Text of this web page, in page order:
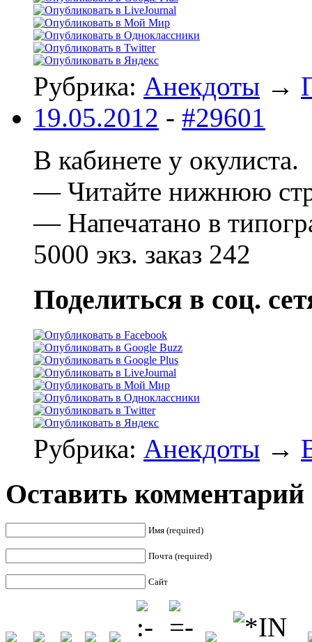
Рубрика: Анекдоты →
19.05.2012 - #29601
В кабинете у окулиста.
— Читайте нижнюю
— Напечатано в
5000 экз. заказ 242
Поделиться в соц.
Рубрика: Анекдоты →
Оставить комментарий
Имя (required)
Почта (required)
Сайт